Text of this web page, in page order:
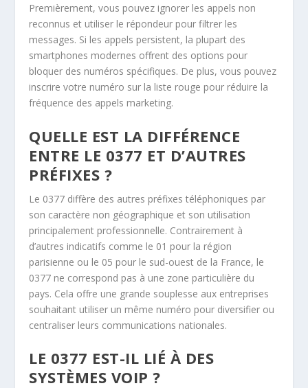
Premièrement, vous pouvez ignorer les appels non
reconnus et utiliser le répondeur pour filtrer les
messages. Si les appels persistent, la plupart des
smartphones modernes offrent des options pour
bloquer des numéros spécifiques. De plus, vous pouvez
inscrire votre numéro sur la liste rouge pour réduire la
fréquence des appels marketing.
QUELLE EST LA DIFFÉRENCE
ENTRE LE 0377 ET D’AUTRES
PRÉFIXES ?
Le 0377 diffère des autres préfixes téléphoniques par
son caractère non géographique et son utilisation
principalement professionnelle. Contrairement à
d’autres indicatifs comme le 01 pour la région
parisienne ou le 05 pour le sud-ouest de la France, le
0377 ne correspond pas à une zone particulière du
pays. Cela offre une grande souplesse aux entreprises
souhaitant utiliser un même numéro pour diversifier ou
centraliser leurs communications nationales.
LE 0377 EST-IL LIÉ À DES
SYSTÈMES VOIP ?